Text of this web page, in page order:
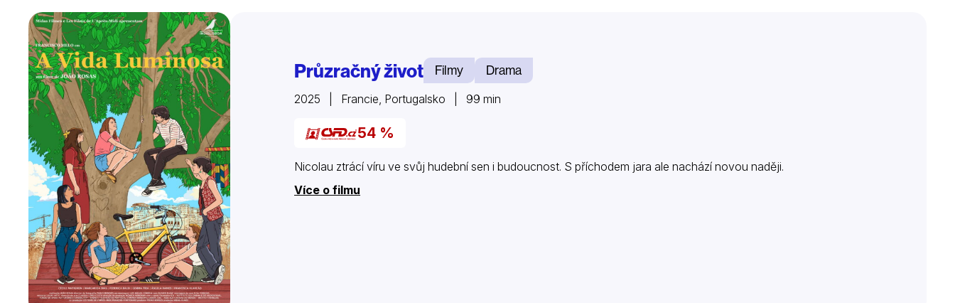
Průzračný život Filmy Drama
2025 | Francie, Portugalsko | 99 min
54 %
Nicolau ztrácí víru ve svůj hudební sen i budoucnost. S příchodem jara ale nachází novou naději.
Více o filmu